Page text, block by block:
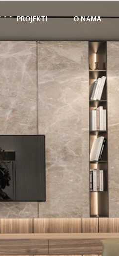
PROJEKTI O NAMA